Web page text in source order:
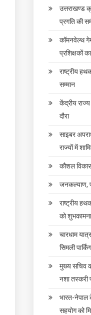
उत्तराखण्ड
प्रगति की
कॉमनवेल्थ
प्रशिक्षकों
राष्ट्रीय
सम्मान
केंद्रीय
दौरा
साइबर
राज्यों में
कौशल
जनकल्याण,
राष्ट्रीय
को
चारधाम
सिमली
मुख्य सचिव
नशा तस्करी
भारत-नेपाल
सहयोग को